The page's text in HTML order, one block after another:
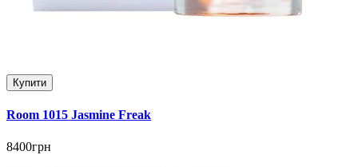
Купити
Room 1015 Jasmine Freak
8400грн